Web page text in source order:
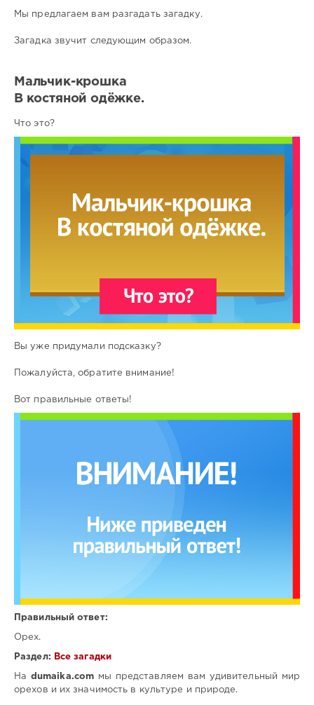
Мы предлагаем вам разгадать загадку.
Загадка звучит следующим образом.
Мальчик-крошка
В костяной одёжке.
Что это?
Вы уже придумали подсказку?
Пожалуйста, обратите внимание!
Вот правильные ответы!
Правильный ответ:
Орех.
Раздел: Все загадки
На dumaika.com мы представляем вам удивительный мир
орехов и их значимость в культуре и природе.